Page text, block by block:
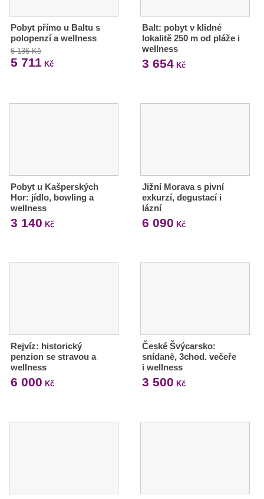
Pobyt přímo u Baltu s
polopenzí a wellness
6 136 Kč
5 711 Kč
Balt: pobyt v klidné
lokalitě 250 m od pláže i
wellness
3 654Kč
Pobyt u Kašperských
Hor: jídlo, bowling a
wellness
3 140 Kč
Jižní Morava s pivní
exkurzí, degustací i
lázní
6 090 Kč
Rejvíz: historický
penzion se stravou a
wellness
6 000 Kč
České Švýcarsko:
snídaně, 3chod. večeře
i wellness
3 500 Kč